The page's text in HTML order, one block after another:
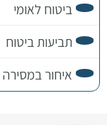
ביטוח לאומי
תביעות ביטוח
איחור במסירה